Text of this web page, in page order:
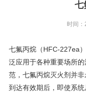
七
时间
七氟丙烷（HFC-227ea
泛应用于各种重要场所
范，七氟丙烷灭火剂并非
到达有效期后，即使系